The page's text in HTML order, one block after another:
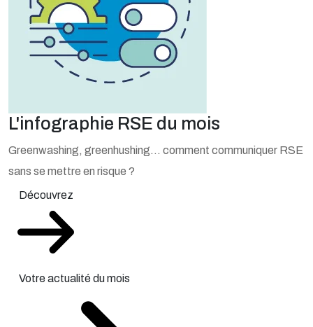
L'infographie RSE du mois
Greenwashing, greenhushing… comment communiquer RSE
sans se mettre en risque ?
Découvrez
Votre actualité du mois